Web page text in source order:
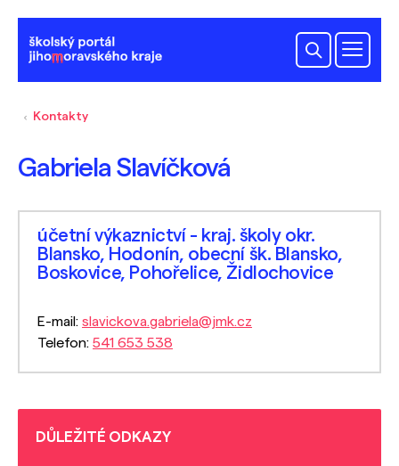
Kontakty
Gabriela Slavíčková
účetní výkaznictví - kraj. školy okr.
Blansko, Hodonín, obecní šk. Blansko,
Boskovice, Pohořelice, Židlochovice
E-mail: slavickova.gabriela@jmk.cz
Telefon: 541 653 538
DŮLEŽITÉ ODKAZY